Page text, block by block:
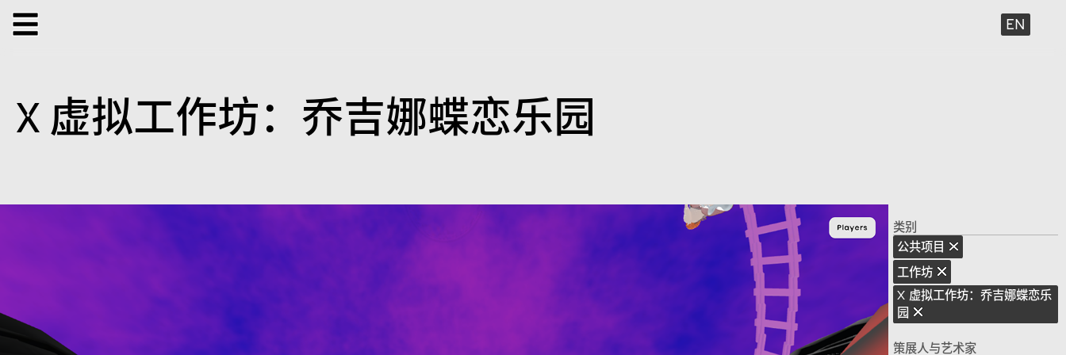
EN
公共项目
表演 工作坊 对谈 参与式项目 音乐 放映
X 虚拟
出版项目
X 虚拟工作坊：乔吉娜蝶恋乐园
类别
公共项目
工作坊
X 虚拟工作坊：乔吉娜蝶恋乐
园
策展人与艺术家